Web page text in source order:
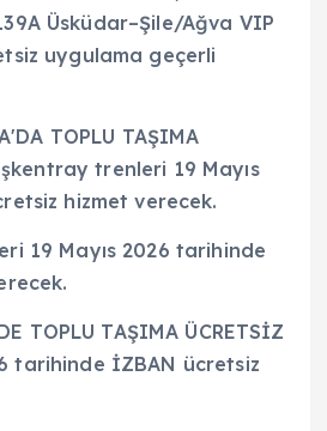
Üsküdar–Şile/Ağva VIP
uygulama geçerli
TOPLU TAŞIMA
trenleri 19 Mayıs
hizmet verecek.
19 Mayıs 2026 tarihinde
TOPLU TAŞIMA ÜCRETSİZ
tarihinde İZBAN ücretsiz